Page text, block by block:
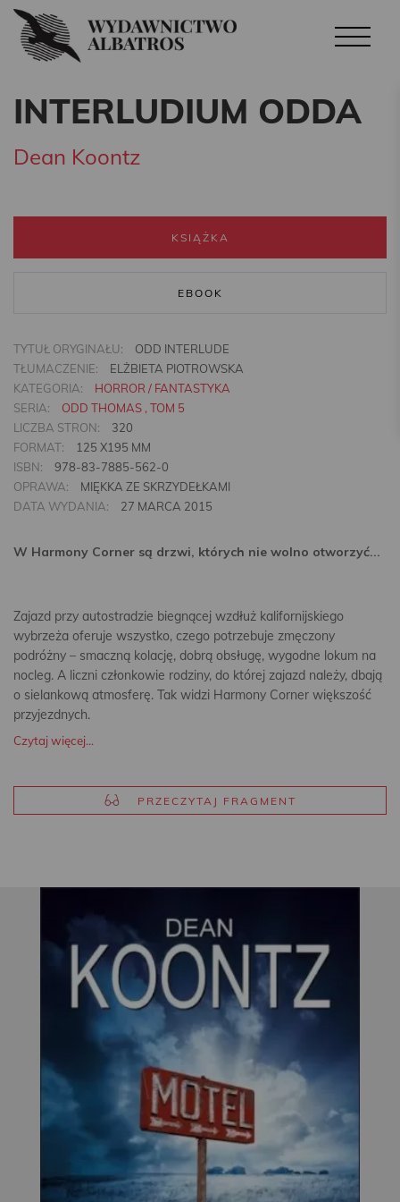
INTERLUDIUM ODDA
Dean Koontz
KSIĄŻKA
EBOOK
TYTUŁ ORYGINAŁU:
ODD INTERLUDE
TŁUMACZENIE:
ELŻBIETA PIOTROWSKA
KATEGORIA:
HORROR / FANTASTYKA
SERIA:
ODD THOMAS , TOM 5
LICZBA STRON:
320
FORMAT:
125 X195 MM
ISBN:
978-83-7885-562-0
OPRAWA:
MIĘKKA ZE SKRZYDEŁKAMI
DATA WYDANIA:
27 MARCA 2015
W Harmony Corner są drzwi, których nie wolno otworzyć...
Zajazd przy autostradzie biegnącej wzdłuż kalifornijskiego
wybrzeża oferuje wszystko, czego potrzebuje zmęczony
podróżny – smaczną kolację, dobrą obsługę, wygodne lokum na
nocleg. A liczni członkowie rodziny, do której zajazd należy, dbają
o sielankową atmosferę. Tak widzi Harmony Corner większość
przyjezdnych.
Czytaj więcej...
PRZECZYTAJ FRAGMENT